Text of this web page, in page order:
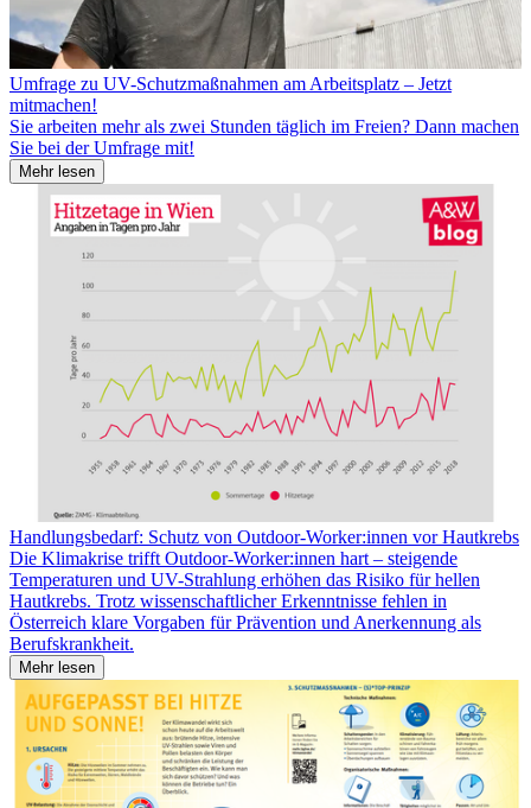
Umfrage zu UV-Schutzmaß­nahmen am Arbeitsplatz – Jetzt
mitmachen!
Sie arbeiten mehr als zwei Stunden täglich im Freien? Dann machen
Sie bei der Umfrage mit!
Mehr lesen
Handlungsbedarf: Schutz von Outdoor-Worker:innen vor Hautkrebs
Die Klimakrise trifft Outdoor-Worker:innen hart – steigende
Temperaturen und UV-Strahlung erhöhen das Risiko für hellen
Hautkrebs. Trotz wissenschaftlicher Erkenntnisse fehlen in
Österreich klare Vorgaben für Prävention und Anerkennung als
Berufskrankheit.
Mehr lesen